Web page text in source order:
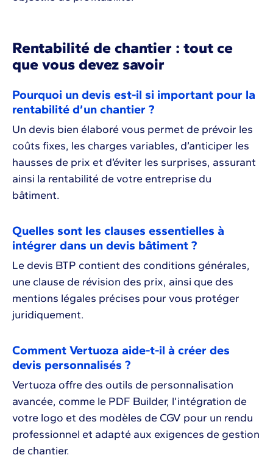
Rentabilité de chantier : tout ce
que vous devez savoir
Pourquoi un devis est-il si important pour la
rentabilité d’un chantier ?
Un devis bien élaboré vous permet de prévoir les
coûts fixes, les charges variables, d’anticiper les
hausses de prix et d’éviter les surprises, assurant
ainsi la rentabilité de votre entreprise du
bâtiment.
Quelles sont les clauses essentielles à
intégrer dans un devis bâtiment ?
Le devis BTP contient des conditions générales,
une clause de révision des prix, ainsi que des
mentions légales précises pour vous protéger
juridiquement.
Comment Vertuoza aide-t-il à créer des
devis personnalisés ?
Vertuoza offre des outils de personnalisation
avancée, comme le PDF Builder, l’intégration de
votre logo et des modèles de CGV pour un rendu
professionnel et adapté aux exigences de gestion
de chantier.